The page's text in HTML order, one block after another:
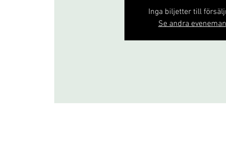
Inga biljetter till
Se andra